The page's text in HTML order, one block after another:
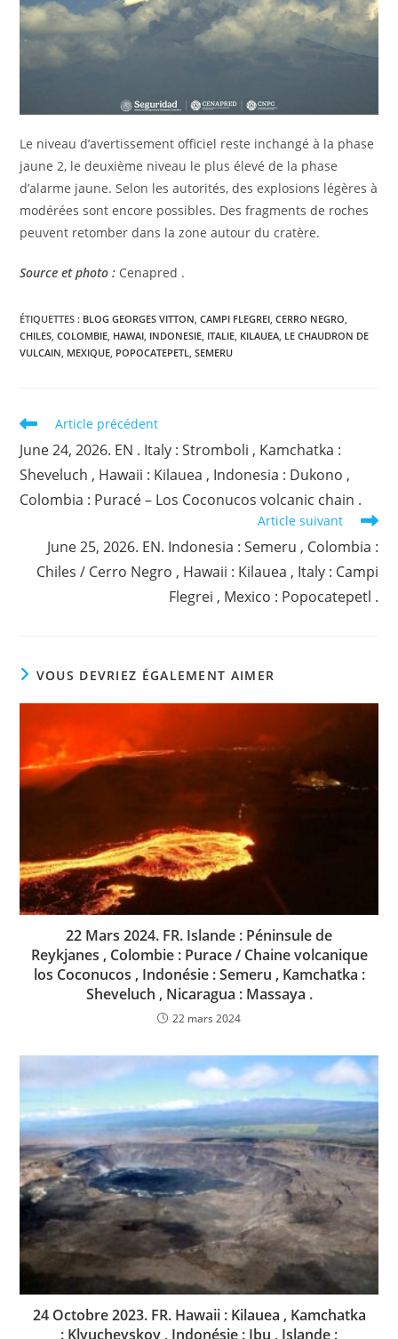
Le niveau d’avertissement officiel reste inchangé à la phase
jaune 2, le deuxième niveau le plus élevé de la phase
d’alarme jaune. Selon les autorités, des explosions légères à
modérées sont encore possibles. Des fragments de roches
peuvent retomber dans la zone autour du cratère.
Source et photo : Cenapred .
ÉTIQUETTES : BLOG GEORGES VITTON, CAMPI FLEGREI, CERRO NEGRO,
CHILES, COLOMBIE, HAWAI, INDONESIE, ITALIE, KILAUEA, LE CHAUDRON DE
VULCAIN, MEXIQUE, POPOCATEPETL, SEMERU
Read
articles
Article précédent
June 24, 2026. EN . Italy : Stromboli , Kamchatka :
Sheveluch , Hawaii : Kilauea , Indonesia : Dukono ,
Colombia : Puracé – Los Coconucos volcanic chain .
Article suivant
June 25, 2026. EN. Indonesia : Semeru , Colombia :
Chiles / Cerro Negro , Hawaii : Kilauea , Italy : Campi
Flegrei , Mexico : Popocatepetl .
VOUS DEVRIEZ ÉGALEMENT AIMER
22 Mars 2024. FR. Islande : Péninsule de
Reykjanes , Colombie : Purace / Chaine volcanique
los Coconucos , Indonésie : Semeru , Kamchatka :
Sheveluch , Nicaragua : Massaya .
22 mars 2024
24 Octobre 2023. FR. Hawaii : Kilauea , Kamchatka
: Klyuchevskoy , Indonésie : Ibu , Islande :